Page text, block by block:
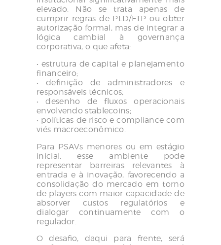
elevado. Não se trata apenas de
cumprir regras de PLD/FTP ou obter
autorização formal, mas de integrar a
lógica cambial à governança
corporativa, o que afeta:
• estrutura de capital e planejamento
financeiro;
• definição de administradores e
responsáveis técnicos;
• desenho de fluxos operacionais
envolvendo stablecoins;
• políticas de risco e compliance com
viés macroeconômico.
Para PSAVs menores ou em estágio
inicial, esse ambiente pode
representar barreiras relevantes à
entrada e à inovação, favorecendo a
consolidação do mercado em torno
de players com maior capacidade de
absorver custos regulatórios e
dialogar continuamente com o
regulador.
O desafio, daqui para frente, será